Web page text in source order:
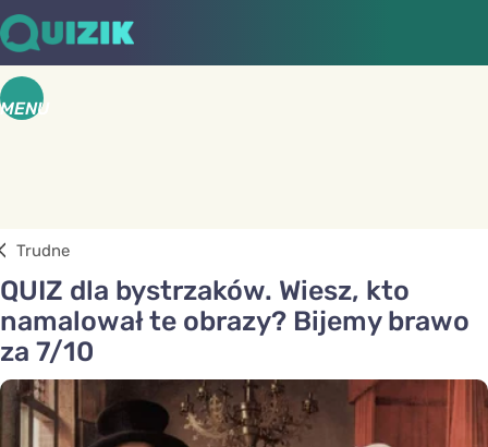
MENU
Trudne
QUIZ dla bystrzaków. Wiesz, kto
namalował te obrazy? Bijemy brawo
za 7/10